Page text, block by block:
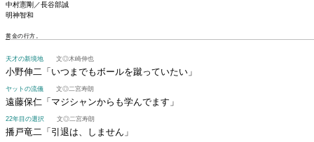
中村憲剛／長谷部誠
明神智和
黄金の行方。
天才の新境地 文◎木崎伸也
小野伸二 「いつまでもボールを蹴っていたい」
ヤットの流儀 文◎二宮寿朗
遠藤保仁 「マジシャンからも学んでます」
22年目の選択 文◎二宮寿朗
播戸竜二 「引退は、しません」